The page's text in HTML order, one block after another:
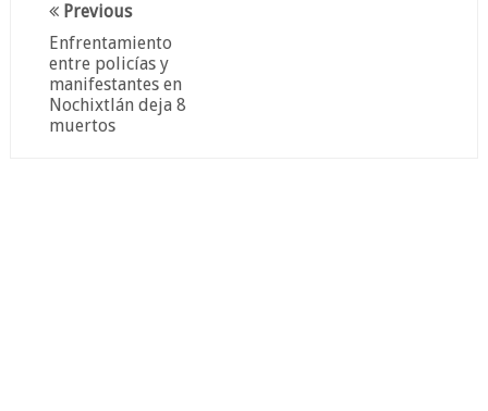
Previous
Enfrentamiento
entre policías y
manifestantes en
Nochixtlán deja 8
muertos